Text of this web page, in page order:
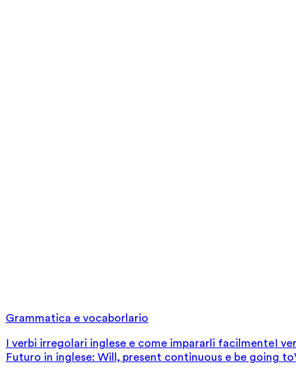
Grammatica e vocaborlario
I verbi irregolari inglese e come impararli facilmenteI
Futuro in inglese: Will, present continuous e be going to